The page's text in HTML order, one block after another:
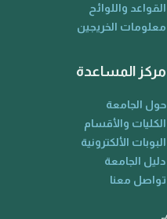
القواعد واللوائح
معلومات الخريجين
مركز المساعدة
حول الجامعة
الكليات والأقسام
البوبات الألكترونية
دليل الجامعة
تواصل معنا